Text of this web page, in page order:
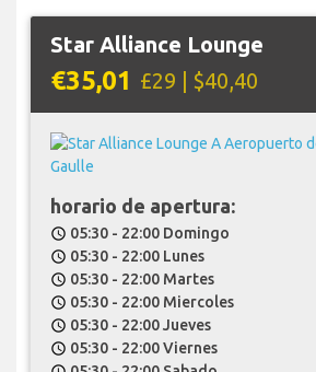
Star Alliance Lounge
€35,01 £29 | $40,40
horario de apertura:
schedule 05:30 - 22:00 Domingo
schedule 05:30 - 22:00 Lunes
schedule 05:30 - 22:00 Martes
schedule 05:30 - 22:00 Miercoles
schedule 05:30 - 22:00 Jueves
schedule 05:30 - 22:00 Viernes